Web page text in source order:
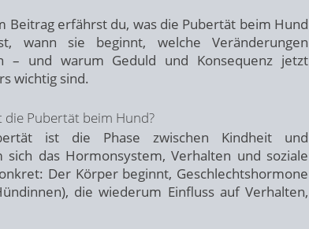
Beitrag erfährst du, was die Pubertät beim Hund
wann sie beginnt, welche Veränderungen
– und warum Geduld und Konsequenz jetzt
wichtig sind.
die Pubertät beim Hund?
ist die Phase zwischen Kindheit und
das Hormonsystem, Verhalten und soziale
Der Körper beginnt, Geschlechtshormone
die wiederum Einfluss auf Verhalten,